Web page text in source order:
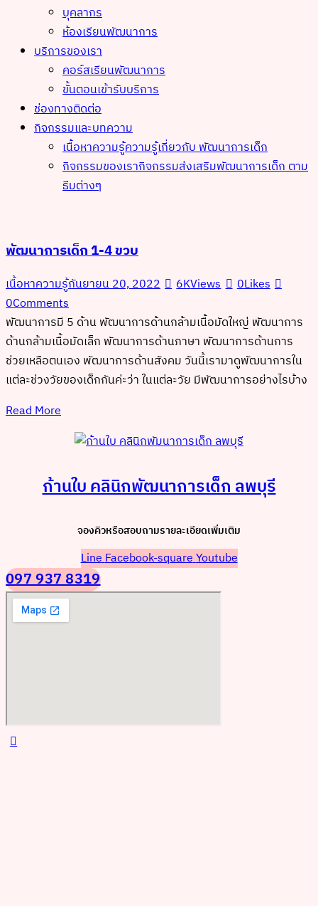
บุคลากร
ห้องเรียนพัฒนาการ
บริการของเรา
คอร์สเรียนพัฒนาการ
ขั้นตอนเข้ารับบริการ
ช่องทางติดต่อ
กิจกรรมและบทความ
เนื้อหาความรู้ความรู้เกี่ยวกับ พัฒนาการเด็ก
กิจกรรมของเรากิจกรรมส่งเสริมพัฒนาการเด็ก ตาม
ธีมต่างๆ
พัฒนาการเด็ก 1-4 ขวบ
เนื้อหาความรู้กันยายน 20, 2022 6KViews 0Likes
0Comments
พัฒนาการมี 5 ด้าน พัฒนาการด้านกล้ามเนื้อมัดใหญ่ พัฒนาการ
ด้านกล้ามเนื้อมัดเล็ก พัฒนาการด้านภาษา พัฒนาการด้านการ
ช่วยเหลือตนเอง พัฒนาการด้านสังคม วันนี้เรามาดูพัฒนาการใน
แต่ละช่วงวัยของเด็กกันค่ะว่า ในแต่ละวัย มีพัฒนาการอย่างไรบ้าง
Read More
ก้านใบ คลินิกพัฒนาการเด็ก ลพบุรี
จองคิวหรือสอบถามรายละเอียดเพิ่มเติม
LineFacebook-squareYoutube
097 937 8319